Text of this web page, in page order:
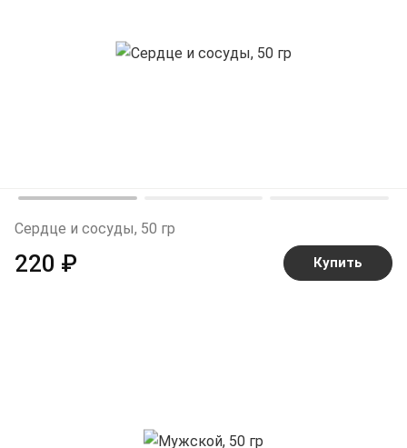
Сердце и сосуды, 50 гр
220 ₽ Купить